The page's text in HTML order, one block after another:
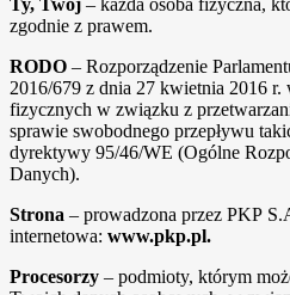
zgodnie z prawem.
RODO – Rozporządzenie
2016/679 z dnia 27 kwietnia 2016 r.
fizycznych w związku z
sprawie swobodnego przepływu
dyrektywy 95/46/WE (Ogólne
Danych).
Strona – prowadzona przez PKP
internetowa: www.pkp.pl.
Procesorzy – podmioty, którym